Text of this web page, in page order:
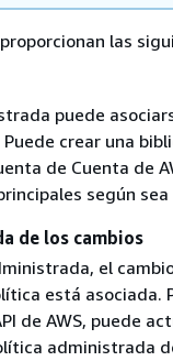
las
puede
crear una
de Cuenta de
según sea
de los cambios
el
está asociada.
de AWS, puede
administrada